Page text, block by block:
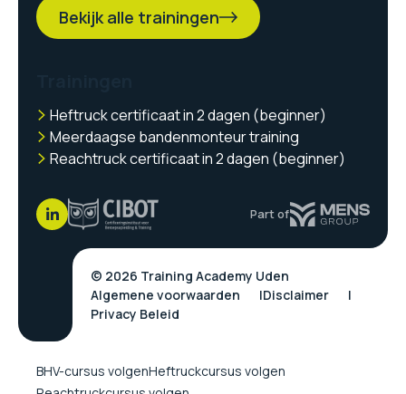
Bekijk alle trainingen
Heftruck certificaat in 2 dagen (beginner)
Meerdaagse bandenmonteur training
Reachtruck certificaat in 2 dagen (beginner)
Part of
© 2026 Training Academy Uden
Algemene voorwaarden
Disclaimer
Privacy Beleid
BHV-cursus volgenHeftruckcursus volgen